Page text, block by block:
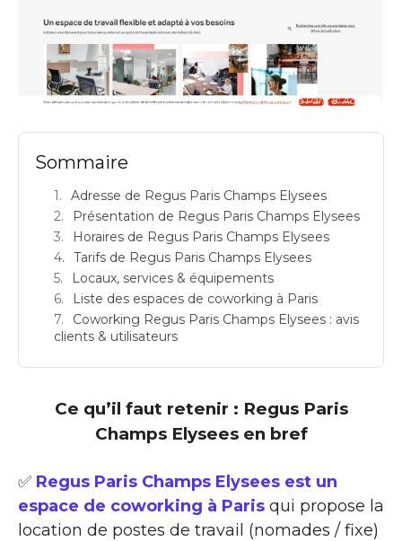
REGUS PARIS CHAMPS ELYSEES: espace de coworking à Paris 8: Adresse
Sommaire
Adresse de Regus Paris Champs Elysees
Présentation de Regus Paris Champs Elysees
Horaires de Regus Paris Champs Elysees
Tarifs de Regus Paris Champs Elysees
Locaux, services & équipements
Liste des espaces de coworking à Paris
Coworking Regus Paris Champs Elysees : avis
clients & utilisateurs
Ce qu’il faut retenir : Regus Paris
Champs Elysees en bref
✅ Regus Paris Champs Elysees est un
espace de coworking à Paris qui propose la
location de postes de travail (nomades / fixe)